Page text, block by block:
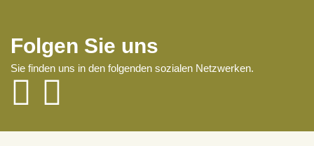
Folgen Sie uns
Sie finden uns in den folgenden sozialen Netzwerken.